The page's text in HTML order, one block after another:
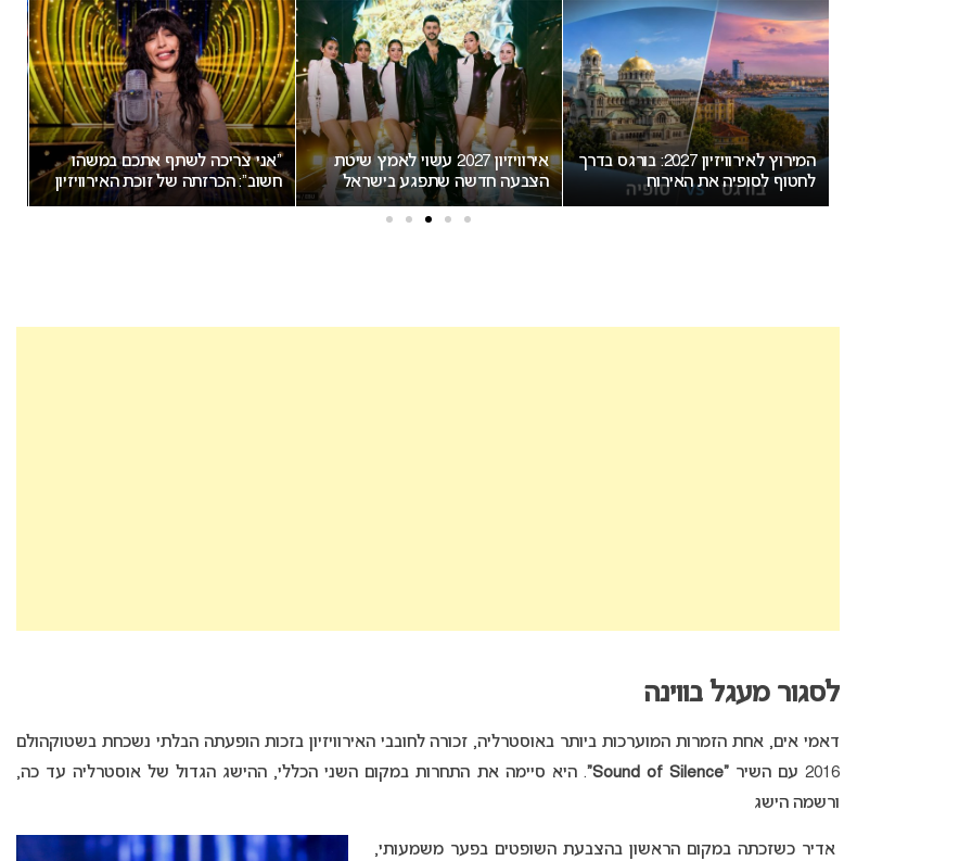
המירוץ לאירוויזיון 2027: בורגס בדרך
לחטוף לסופיה את האירוח
אירוויזיון 2027 עשוי לאמץ שיטת
הצבעה חדשה שתפגע בישראל
“אני צריכה לשתף אתכם במשהו
חשוב”: הכרזתה של זוכת האירוויזיון
מסעירה את הרשת
לסגור מעגל בווינה
דאמי אים, אחת הזמרות המוערכות ביותר באוסטרליה, זכורה לחובבי האירוויזיון בזכות הופעתה הבלתי נשכחת בשטוקהולם
2016 עם השיר
“Sound of Silence”
. היא סיימה את התחרות במקום השני הכללי, ההישג הגדול של אוסטרליה עד כה,
ורשמה הישג
אדיר כשזכתה במקום הראשון בהצבעת השופטים בפער משמעותי,